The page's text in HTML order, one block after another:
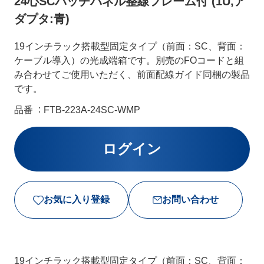
ダプタ:青)
19インチラック搭載型固定タイプ（前面：SC、背面：
ケーブル導入）の光成端箱です。別売のFOコードと組
み合わせてご使用いただく、前面配線ガイド同梱の製品
です。
品番 FTB-223A-24SC-WMP
お気に入り登録 お問い合わせ
19インチラック搭載型固定タイプ（前面：SC、背面：